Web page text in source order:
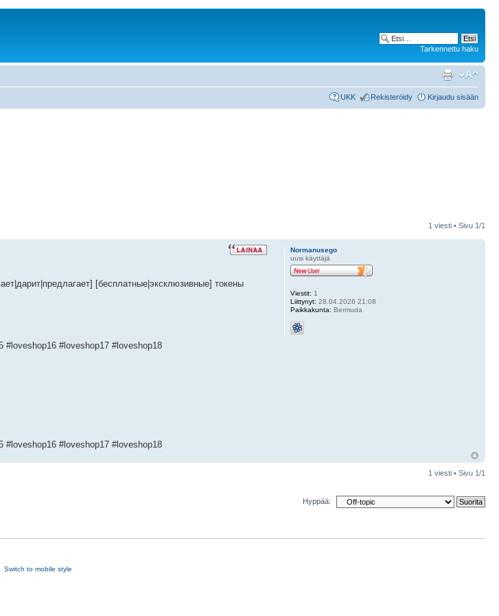
Tarkennettu haku
UKK Rekisteröidy Kirjaudu sisään
1 viesti • Sivu 1/1
[бесплатные|эксклюзивные] токены
#loveshop16 #loveshop17 #loveshop18
#loveshop16 #loveshop17 #loveshop18
Normanusego
uusi käyttäjä
Viestit: 1
Liittynyt: 28.04.2026 21:08
Paikkakunta: Bermuda
1 viesti • Sivu 1/1
Hyppää:
Switch to mobile style